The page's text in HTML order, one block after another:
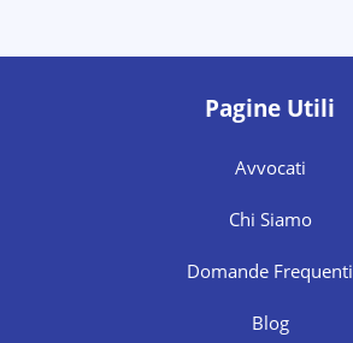
Pagine Utili
Avvocati
Chi Siamo
Domande Frequenti
Blog